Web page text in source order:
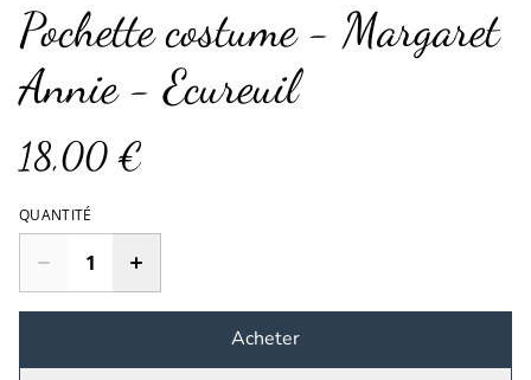
Pochette costume - Margaret
Annie - Ecureuil
18,00 €
QUANTITÉ
Acheter